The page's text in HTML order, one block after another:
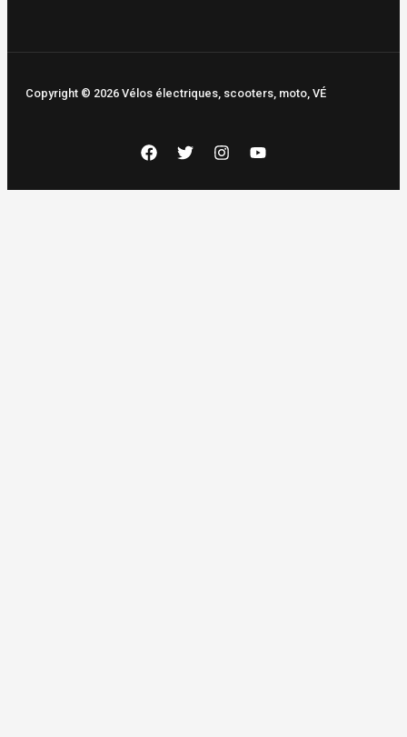
Copyright © 2026 Vélos électriques, scooters, moto, VÉ